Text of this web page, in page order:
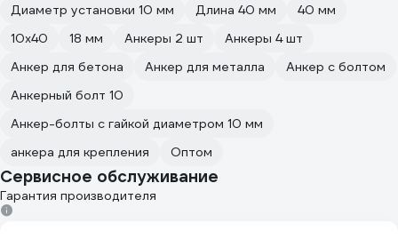
Диаметр установки 10 мм
Длина 40 мм
40 мм
10х40
18 мм Анкеры 2 шт
Анкеры 4 шт
Анкер для бетона
Анкер для металла
Анкер с болтом
Анкерный болт 10
Анкер-болты с гайкой диаметром 10 мм
анкера для крепления
Оптом
Сервисное обслуживание
Гарантия производителя